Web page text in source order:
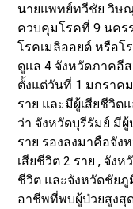
นายแพทย์ทวีชัย วิษ
ควบคุมโรคที่ 9 นคร
โรคเมลิออยด์ หรือ
ดูแล 4 จังหวัดภาคอี
ตั้งแต่วันที่ 1 มกราค
ราย และมีผู้เสียชีวิต
ว่า จังหวัดบุรีรัมย์ มี
ราย รองลงมาคือจัง
เสียชีวิต 2 ราย , จัง
ชีวิต และจังหวัดชัยภู
อาชีพที่พบผู้ป่วยสูงสุ